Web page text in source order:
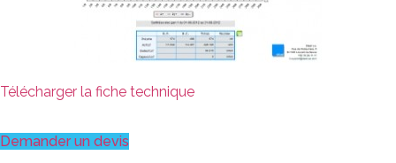
Télécharger la fiche technique
Demander un devis